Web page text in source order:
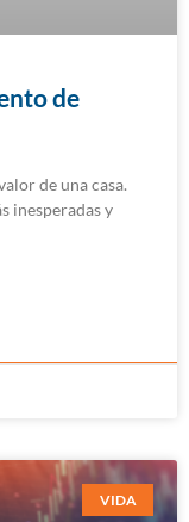
de
de una casa.
inesperadas y
VIDA